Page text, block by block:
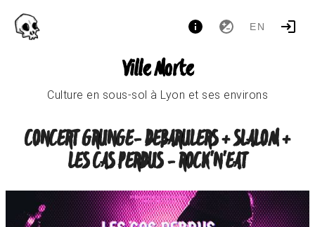
EN
Ville Morte
Culture en sous-sol à Lyon et ses environs
CONCERT GRUNGE- DEBARULERS + SLALOM +
LES CAS PERDUS - ROCK'N'EAT